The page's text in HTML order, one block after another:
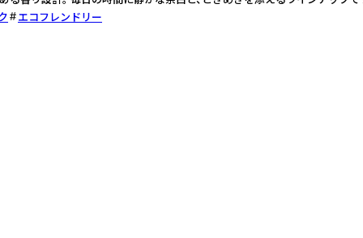
エコフレンドリー